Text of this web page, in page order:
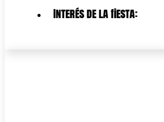
Interés de la fiesta: